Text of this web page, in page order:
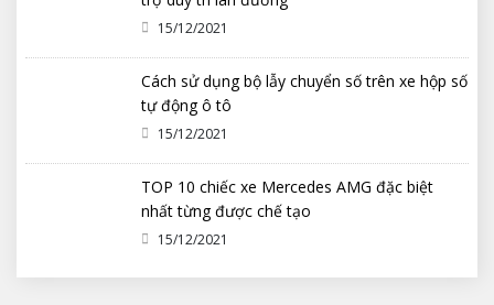
15/12/2021
Cách sử dụng bộ lẫy chuyển số trên xe hộp số
tự động ô tô
15/12/2021
TOP 10 chiếc xe Mercedes AMG đặc biệt
nhất từng được chế tạo
15/12/2021